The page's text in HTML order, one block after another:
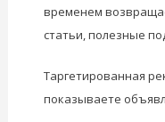
временем
статьи, полезные
Таргетированная
показываете